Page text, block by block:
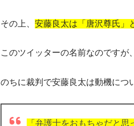
その上、 安藤良太は「唐沢尊氏」
このツイッターの名前なのですが
のちに裁判で安藤良太は動機につ
「弁護士をおもちゃだと